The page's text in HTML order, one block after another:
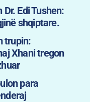
Edi Tushen:
shqiptare.
trupin:
Xhani tregon
para